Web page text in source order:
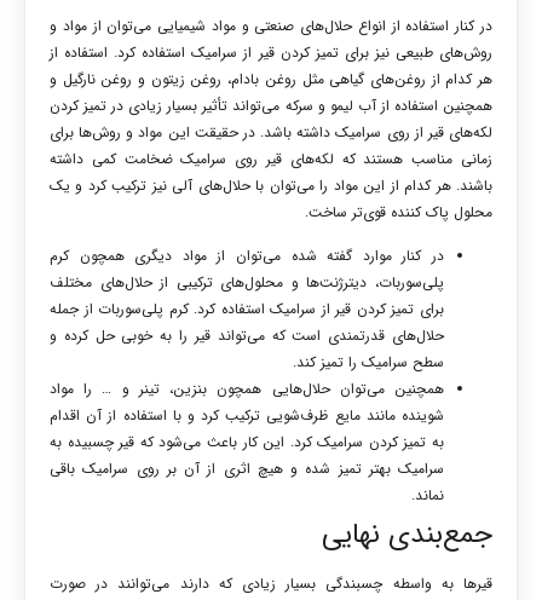
در کنار استفاده از انواع حلال‌های صنعتی و مواد شیمیایی می‌توان از مواد و
روش‌های طبیعی نیز برای تمیز کردن قیر از سرامیک استفاده کرد. استفاده از
هر کدام از روغن‌های گیاهی مثل روغن بادام، روغن زیتون و روغن نارگیل و
همچنین استفاده از آب لیمو و سرکه می‌تواند تأثیر بسیار زیادی در تمیز کردن
لکه‌های قیر از روی سرامیک داشته باشد. در حقیقت این مواد و روش‌ها برای
زمانی مناسب هستند که لکه‌های قیر روی سرامیک ضخامت کمی داشته
باشند. هر کدام از این مواد را می‌توان با حلال‌های آلی نیز ترکیب کرد و یک
محلول پاک کننده قوی‌تر ساخت.
در کنار موارد گفته شده می‌توان از مواد دیگری همچون کرم
پلی‌سوربات، دیترژنت‌ها و محلول‌های ترکیبی از حلال‌های مختلف
برای تمیز کردن قیر از سرامیک استفاده کرد. کرم پلی‌سوربات از جمله
حلال‌های قدرتمندی است که می‌تواند قیر را به خوبی حل کرده و
سطح سرامیک را تمیز کند.
همچنین می‌توان حلال‌هایی همچون بنزین، تینر و … را مواد
شوینده مانند مایع ظرف‌شویی ترکیب کرد و با استفاده از آن اقدام
به تمیز کردن سرامیک کرد. این کار باعث می‌شود که قیر چسبیده به
سرامیک بهتر تمیز شده و هیچ اثری از آن بر روی سرامیک باقی
نماند.
جمع‌بندی نهایی
قیرها به واسطه چسبندگی بسیار زیادی که دارند می‌توانند در صورت